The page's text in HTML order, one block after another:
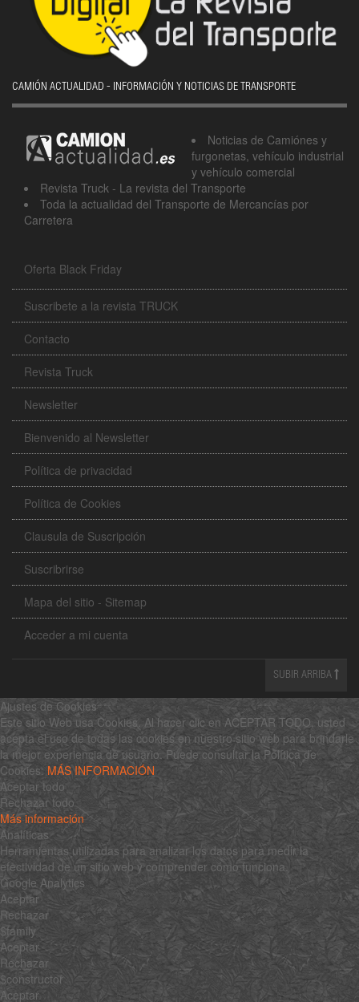
CAMIÓN ACTUALIDAD - INFORMACIÓN Y NOTICIAS DE TRANSPORTE
Noticias de Camiónes y
furgonetas, vehículo industrial
y vehículo comercial
Revista Truck - La revista del Transporte
Toda la actualidad del Transporte de Mercancías por
Carretera
Oferta Black Friday
Suscribete a la revista TRUCK
Contacto
Revista Truck
Newsletter
Bienvenido al Newsletter
Política de privacidad
Política de Cookies
Clausula de Suscripción
Suscribrirse
Mapa del sitio - Sitemap
Acceder a mi cuenta
SUBIR ARRIBA
Ajustes de Cookies
Este sitio Web usa Cookies. Al hacer clic en ACEPTAR TODO, usted
acepta el uso de todas las cookies en nuestro sitio web para brindarle
la mejor experiencia de usuario. Puede consultar la Política de
Cookies: MÁS INFORMACIÓN
Aceptar todo
Rechazar todo
Más información
Analíticas
Herramientas utilizadas para analizar los datos para medir la
efectividad de un sitio web y comprender cómo funciona.
Google Analytics
Aceptar
Rechazar
$family
Aceptar
Rechazar
$constructor
Aceptar